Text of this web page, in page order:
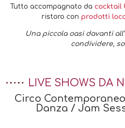
Tutto accompagnato da cocktail
ristoro con prodotti
Una piccola oasi davanti
condividere,
LIVE SHOWS DA
Circo
Danza / Jam